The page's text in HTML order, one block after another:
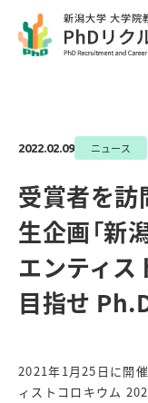
2022.02.09 ニュース
受賞者を
生企画「新
エンティ
目指せ
2021年1月25日に開
ィストコロキウム